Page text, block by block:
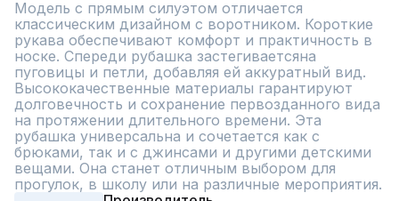
Модель с прямым силуэтом отличается
классическим дизайном с воротником. Короткие
рукава обеспечивают комфорт и практичность в
носке. Спереди рубашка застегиваетсяна
пуговицы и петли, добавляя ей аккуратный вид.
Высококачественные материалы гарантируют
долговечность и сохранение первозданного вида
на протяжении длительного времени. Эта
рубашка универсальна и сочетается как с
брюками, так и с джинсами и другими детскими
вещами. Она станет отличным выбором для
прогулок, в школу или на различные мероприятия.